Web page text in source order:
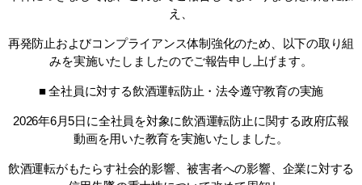
え、
再発防止およびコンプライアンス体制強化のため、以下の取り組
みを実施いたしましたのでご報告申し上げます。
■ 全社員に対する飲酒運転防止・法令遵守教育の実施
2026年6月5日に全社員を対象に飲酒運転防止に関する政府広報
動画を用いた教育を実施いたしました。
飲酒運転がもたらす社会的影響、被害者への影響、企業に対する